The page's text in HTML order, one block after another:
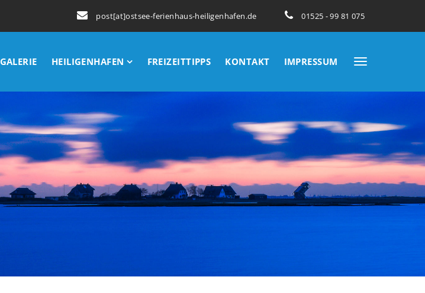
post[at]ostsee-ferienhaus-heiligenhafen.de 01525 - 99 81 075
GALERIE HEILIGENHAFEN FREIZEITTIPPS KONTAKT IMPRESSUM